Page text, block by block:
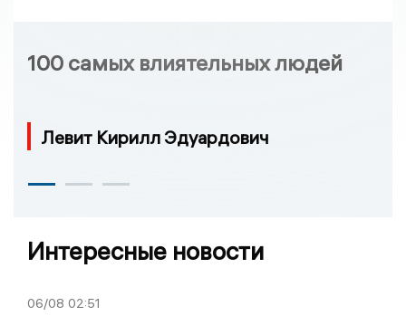
100 самых влиятельных людей
Левит Кирилл Эдуардович
Интересные новости
06/08 02:51